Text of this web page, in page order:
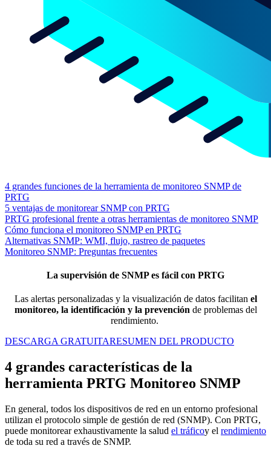
4 grandes funciones de la herramienta de monitoreo SNMP de
PRTG
5 ventajas de monitorear SNMP con PRTG
PRTG profesional frente a otras herramientas de monitoreo SNMP
Cómo funciona el monitoreo SNMP en PRTG
Alternativas SNMP: WMI, flujo, rastreo de paquetes
Monitoreo SNMP: Preguntas frecuentes
La supervisión de SNMP es fácil con PRTG
Las alertas personalizadas y la visualización de datos facilitan el
monitoreo, la identificación y la prevención de problemas del
rendimiento.
DESCARGA GRATUITARESUMEN DEL PRODUCTO
4 grandes características de la
herramienta PRTG Monitoreo SNMP
En general, todos los dispositivos de red en un entorno profesional
utilizan el protocolo simple de gestión de red (SNMP). Con PRTG,
puede monitorear exhaustivamente la salud el tráficoy el rendimiento
de toda su red a través de SNMP.